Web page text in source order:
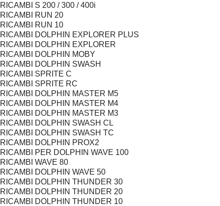
RICAMBI S 200 / 300 / 400i
RICAMBI RUN 20
RICAMBI RUN 10
RICAMBI DOLPHIN EXPLORER PLUS
RICAMBI DOLPHIN EXPLORER
RICAMBI DOLPHIN MOBY
RICAMBI DOLPHIN SWASH
RICAMBI SPRITE C
RICAMBI SPRITE RC
RICAMBI DOLPHIN MASTER M5
RICAMBI DOLPHIN MASTER M4
RICAMBI DOLPHIN MASTER M3
RICAMBI DOLPHIN SWASH CL
RICAMBI DOLPHIN SWASH TC
RICAMBI DOLPHIN PROX2
RICAMBI PER DOLPHIN WAVE 100
RICAMBI WAVE 80
RICAMBI DOLPHIN WAVE 50
RICAMBI DOLPHIN THUNDER 30
RICAMBI DOLPHIN THUNDER 20
RICAMBI DOLPHIN THUNDER 10